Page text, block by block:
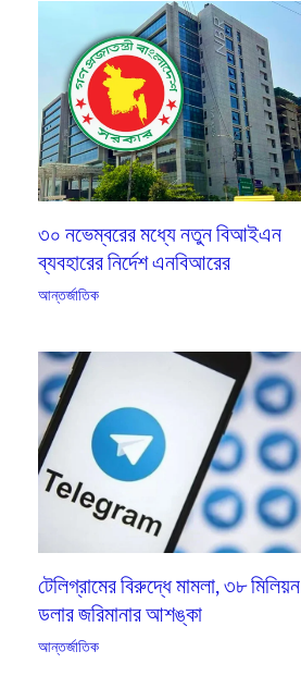
৩০ নভেম্বরের মধ্যে নতুন বিআইএন
ব্যবহারের নির্দেশ এনবিআরের
আন্তর্জাতিক
টেলিগ্রামের বিরুদ্ধে মামলা, ৩৮ মিলিয়ন
ডলার জরিমানার আশঙ্কা
আন্তর্জাতিক